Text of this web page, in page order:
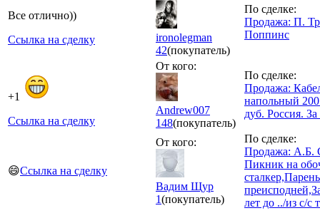
Все отлично))
Ссылка на сделку
ironolegman
42(покупатель)
По сделке:
Продажа: П.
Поппинс
+1
Ссылка на сделку
От кого:
Andrew007
148(покупатель)
По сделке:
Продажа:
напольный
дуб. Россия.
😄Ссылка на сделку
От кого:
Вадим Щур
1(покупатель)
По сделке:
Продажа: А.Б.
Пикник на
лет до ../из с/с